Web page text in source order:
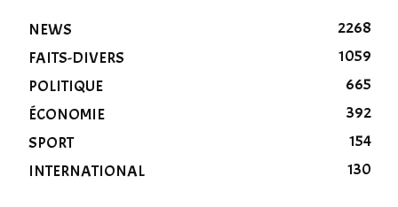
NEWS
2268
FAITS-DIVERS
1059
POLITIQUE
665
ÉCONOMIE
392
SPORT
154
INTERNATIONAL
130